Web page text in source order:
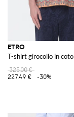
ETRO
T-shirt girocollo in
325,00 €
227,49 €
-30%